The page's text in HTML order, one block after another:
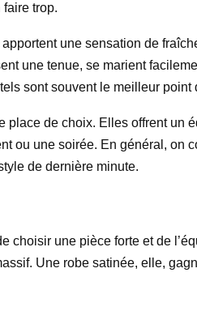
trop.
une sensation de
une tenue, se marient
sont souvent le meilleur point
de choix. Elles offrent un
ou une soirée. En général, on
de dernière minute.
choisir une pièce forte et de
Une robe satinée, elle,